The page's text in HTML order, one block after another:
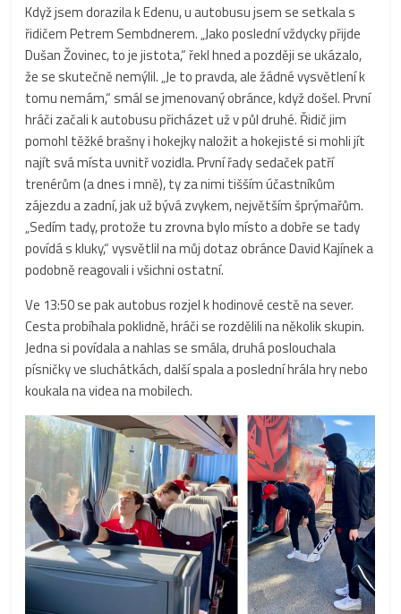
Když jsem dorazila k Edenu, u autobusu jsem se setkala s
řidičem Petrem Sembdnerem. „Jako poslední vždycky přijde
Dušan Žovinec, to je jistota,“ řekl hned a později se ukázalo,
že se skutečně nemýlil. „Je to pravda, ale žádné vysvětlení k
tomu nemám,“ smál se jmenovaný obránce, když došel. První
hráči začali k autobusu přicházet už v půl druhé. Řidič jim
pomohl těžké brašny i hokejky naložit a hokejisté si mohli jít
najít svá místa uvnitř vozidla. První řady sedaček patří
trenérům (a dnes i mně), ty za nimi tišším účastníkům
zájezdu a zadní, jak už bývá zvykem, největším šprýmařům.
„Sedím tady, protože tu zrovna bylo místo a dobře se tady
povídá s kluky,“ vysvětlil na můj dotaz obránce David Kajínek a
podobně reagovali i všichni ostatní.
Ve 13:50 se pak autobus rozjel k hodinové cestě na sever.
Cesta probíhala poklidně, hráči se rozdělili na několik skupin.
Jedna si povídala a nahlas se smála, druhá poslouchala
písničky ve sluchátkách, další spala a poslední hrála hry nebo
koukala na videa na mobilech.